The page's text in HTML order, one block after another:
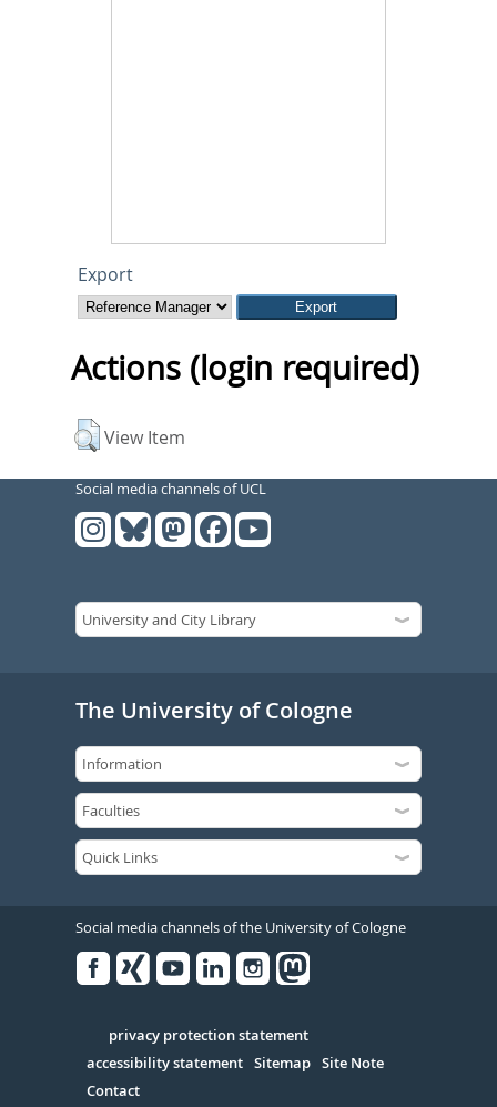
Export
Actions (login required)
View Item
Social media channels of UCL
The University of Cologne
Social media channels of the University of Cologne
Serivce
privacy protection statement
accessibility statement Sitemap Site Note
Contact